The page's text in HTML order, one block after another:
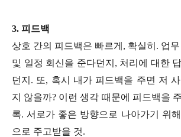
3. 피드백
상호 간의 피드백은 빠르게, 확실히. 업
및 일정 회신을 준다던지, 처리에 대한
던지. 또, 혹시 내가 피드백을 주면 저
지 않을까? 이런 생각 때문에 피드백을
록. 서로가 좋은 방향으로 나아가기 위
으로 주고받을 것.